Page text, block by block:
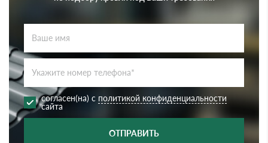
согласен(на) с политикой конфиденциальности
сайта
ОТПРАВИТЬ